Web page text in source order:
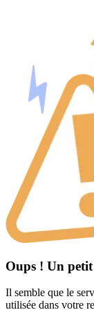
Oups ! Un
Il semble que le
utilisée dans votre